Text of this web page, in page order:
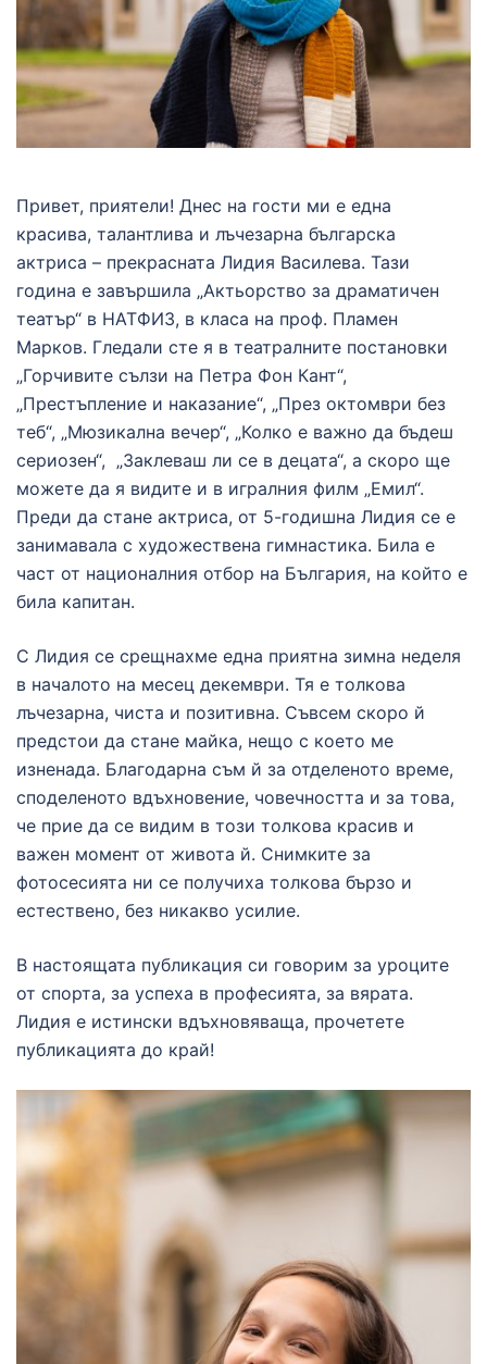
Привет, приятели! Днес на гости ми е една
красива, талантлива и лъчезарна българска
актриса – прекрасната Лидия Василева. Тази
година е завършила „Актьорство за драматичен
театър“ в НАТФИЗ, в класа на проф. Пламен
Марков. Гледали сте я в театралните постановки
„Горчивите сълзи на Петра Фон Кант“,
„Престъпление и наказание“, „През октомври без
теб“, „Мюзикална вечер“, „Колко е важно да бъдеш
сериозен“, „Заклеваш ли се в децата“, а скоро ще
можете да я видите и в игралния филм „Емил“.
Преди да стане актриса, от 5-годишна Лидия се е
занимавала с художествена гимнастика. Била е
част от националния отбор на България, на който е
била капитан.
С Лидия се срещнахме една приятна зимна неделя
в началото на месец декември. Тя е толкова
лъчезарна, чиста и позитивна. Съвсем скоро й
предстои да стане майка, нещо с което ме
изненада. Благодарна съм й за отделеното време,
споделеното вдъхновение, човечността и за това,
че прие да се видим в този толкова красив и
важен момент от живота й. Снимките за
фотосесията ни се получиха толкова бързо и
естествено, без никакво усилие.
В настоящата публикация си говорим за уроците
от спорта, за успеха в професията, за вярата.
Лидия е истински вдъхновяваща, прочетете
публикацията до край!